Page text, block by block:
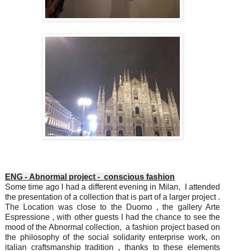
ENG - Abnormal project - conscious fashion
Some time ago I had a different evening in Milan, I attended
the presentation of a collection that is part of a larger project .
The Location was close to the Duomo , the gallery Arte
Espressione , with other guests I had the chance to see the
mood of the Abnormal collection, a fashion project based on
the philosophy of the social solidarity enterprise work, on
italian craftsmanship tradition , thanks to these elements